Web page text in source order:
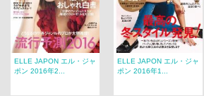
ELLE JAPON エル・ジャ
ポン 2016年2...
ELLE JAPON エル・ジャ
ポン 2016年1...